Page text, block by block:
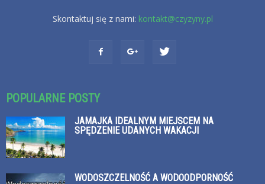
Skontaktuj się z nami: kontakt@czyzyny.pl
POPULARNE POSTY
JAMAJKA IDEALNYM MIEJSCEM NA
SPĘDZENIE UDANYCH WAKACJI
WODOSZCZELNOŚĆ A WODOODPORNOŚĆ